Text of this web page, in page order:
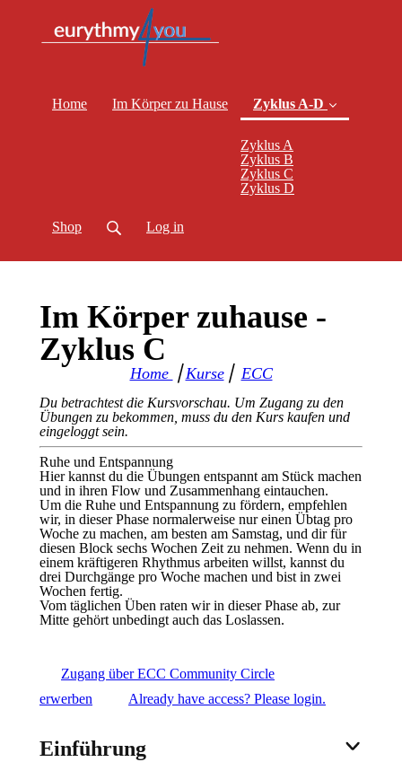
Home Im Körper zu Hause Zyklus A-D
Zyklus A
Zyklus B
Zyklus C
Zyklus D
Shop Log in
Im Körper zuhause -
Zyklus C
Home ⎪Kurse⎪ ECC
Du betrachtest die Kursvorschau. Um Zugang zu den
Übungen zu bekommen, muss du den Kurs kaufen und
eingeloggt sein.
Ruhe und Entspannung
Hier kannst du die Übungen entspannt am Stück machen
und in ihren Flow und Zusammenhang eintauchen.
Um die Ruhe und Entspannung zu fördern, empfehlen
wir, in dieser Phase normalerweise nur einen Übtag pro
Woche zu machen, am besten am Samstag, und dir für
diesen Block sechs Wochen Zeit zu nehmen. Wenn du in
einem kräftigeren Rhythmus arbeiten willst, kannst du
drei Durchgänge pro Woche machen und bist in zwei
Wochen fertig.
Vom täglichen Üben raten wir in dieser Phase ab, zur
Mitte gehört unbedingt auch das Loslassen.
Zugang über ECC Community Circle
erwerben
Already have access? Please login.
Einführung